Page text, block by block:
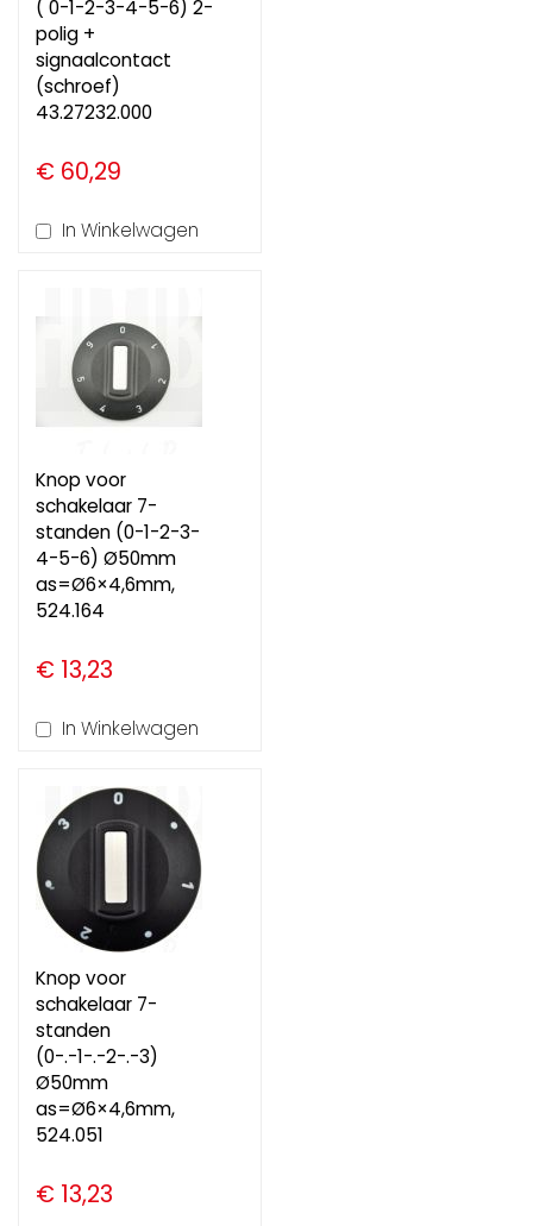
( 0-1-2-3-4-5-6) 2-
polig +
signaalcontact
(schroef)
43.27232.000
€ 60,29
In Winkelwagen
Knop voor
schakelaar 7-
standen (0-1-2-3-
4-5-6) Ø50mm
as=Ø6×4,6mm,
524.164
€ 13,23
In Winkelwagen
Knop voor
schakelaar 7-
standen
(0-.-1-.-2-.-3)
Ø50mm
as=Ø6×4,6mm,
524.051
€ 13,23